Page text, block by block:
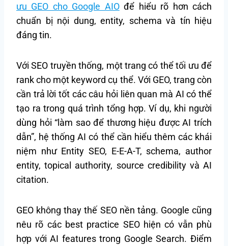
ưu GEO cho Google AIOđể hiểu rõ hơn cách
chuẩn bị nội dung, entity, schema và tín hiệu
đáng tin.
Với SEO truyền thống, một trang có thể tối ưu để
rank cho một keyword cụ thể. Với GEO, trang còn
cần trả lời tốt các câu hỏi liên quan mà AI có thể
tạo ra trong quá trình tổng hợp. Ví dụ, khi người
dùng hỏi “làm sao để thương hiệu được AI trích
dẫn”, hệ thống AI có thể cần hiểu thêm các khái
niệm như Entity SEO, E-E-A-T, schema, author
entity, topical authority, source credibility và AI
citation.
GEO không thay thế SEO nền tảng. Google cũng
nêu rõ các best practice SEO hiện có vẫn phù
hợp với AI features trong Google Search. Điểm